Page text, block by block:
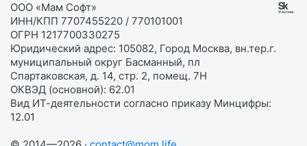
ООО «Мам Софт»
ИНН/КПП 7707455220 / 770101001
ОГРН 1217700330275
Юридический адрес: 105082, Город Москва, вн.тер.г.
муниципальный округ Басманный, пл
Спартаковская, д. 14, стр. 2, помещ. 7Н
ОКВЭД (основной): 62.01
Вид ИТ-деятельности согласно приказу Минцифры:
12.01